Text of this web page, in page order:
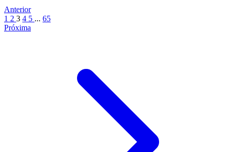
Anterior
1 2 3 4 5 ... 65
Próxima